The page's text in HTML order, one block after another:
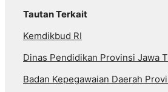
Tautan Terkait
Kemdikbud RI
Dinas Pendidikan Provinsi Jawa
Badan Kepegawaian Daerah